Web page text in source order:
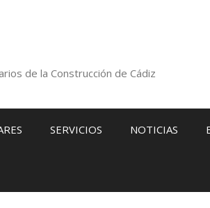
de la Construcción de Cádiz
SERVICIOS NOTICIAS